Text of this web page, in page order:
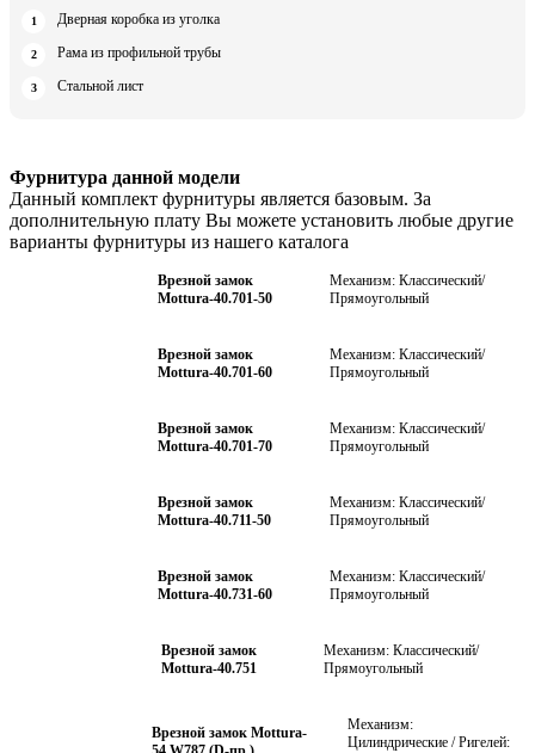
Дверная коробка из уголка
Рама из профильной трубы
Стальной лист
Фурнитура данной модели
Данный комплект фурнитуры является базовым. За
дополнительную плату Вы можете установить любые другие
варианты фурнитуры из нашего каталога
Врезной замок
Mottura-40.701-50
Механизм: Классический/
Прямоугольный
Врезной замок
Mottura-40.701-60
Механизм: Классический/
Прямоугольный
Врезной замок
Mottura-40.701-70
Механизм: Классический/
Прямоугольный
Врезной замок
Mottura-40.711-50
Механизм: Классический/
Прямоугольный
Врезной замок
Mottura-40.731-60
Механизм: Классический/
Прямоугольный
Врезной замок
Mottura-40.751
Механизм: Классический/
Прямоугольный
Врезной замок Mottura-
Механизм:
Цилиндрические / Ригелей: